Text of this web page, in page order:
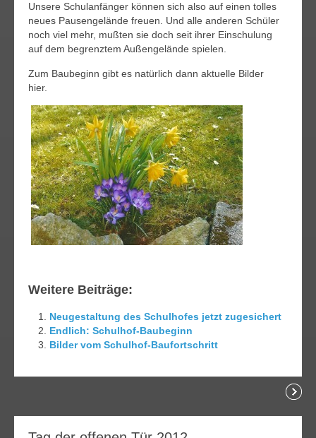
Unsere Schulanfänger können sich also auf einen tolles
neues Pausengelände freuen. Und alle anderen Schüler
noch viel mehr, mußten sie doch seit ihrer Einschulung
auf dem begrenztem Außengelände spielen.
Zum Baubeginn gibt es natürlich dann aktuelle Bilder
hier.
Weitere Beiträge:
Neugestaltung des Schulhofes jetzt zugesichert
Endlich: Schulhof-Baubeginn
Bilder vom Schulhof-Baufortschritt
lesen